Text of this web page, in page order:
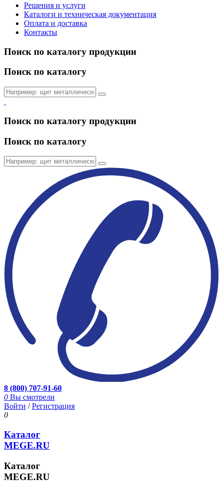
Решения и услуги
Каталоги и техническая документация
Оплата и доставка
Контакты
Поиск по каталогу продукции
Поиск по каталогу
Поиск по каталогу продукции
Поиск по каталогу
8 (800) 707-91-60
0 Вы смотрели
Войти /Регистрация
0
Каталог
MEGE.RU
Каталог
MEGE.RU